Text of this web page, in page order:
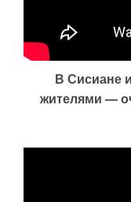
В Сисиане
жителями —